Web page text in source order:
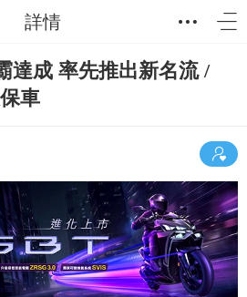
詳情
達成 率先推出新名流 /
車